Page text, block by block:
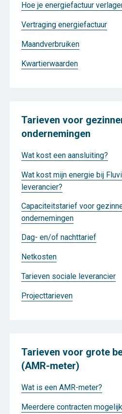
Hoe je energiefactuur
Vertraging energiefactuur
Maandverbruiken
Kwartierwaarden
Tarieven voor
ondernemingen
Wat kost een aansluiting?
Wat kost mijn energie bij
leverancier?
Capaciteitstarief voor
ondernemingen
Dag- en/of nachttarief
Netkosten
Tarieven sociale leverancier
Projecttarieven
Tarieven voor grote
(AMR-meter)
Wat is een AMR-meter?
Meerdere contracten